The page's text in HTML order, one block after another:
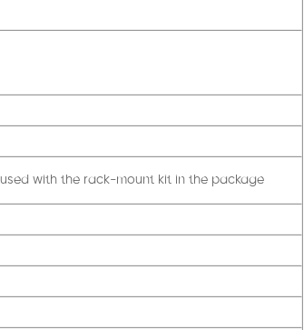
with the rack-mount kit in the package